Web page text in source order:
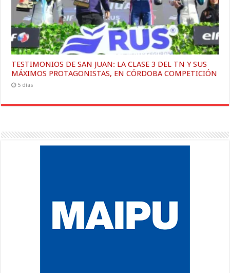
TESTIMONIOS DE SAN JUAN: LA CLASE 3 DEL TN Y SUS
MÁXIMOS PROTAGONISTAS, EN CÓRDOBA COMPETICIÓN
5 días